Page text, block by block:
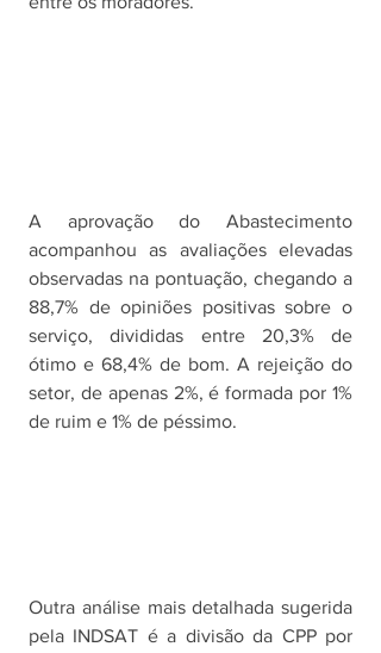
A aprovação do Abastecimento
acompanhou as avaliações elevadas
observadas na pontuação, chegando a
88,7% de opiniões positivas sobre o
serviço, divididas entre 20,3% de
ótimo e 68,4% de bom. A rejeição do
setor, de apenas 2%, é formada por 1%
de ruim e 1% de péssimo.
Outra análise mais detalhada sugerida
pela INDSAT é a divisão da CPP por